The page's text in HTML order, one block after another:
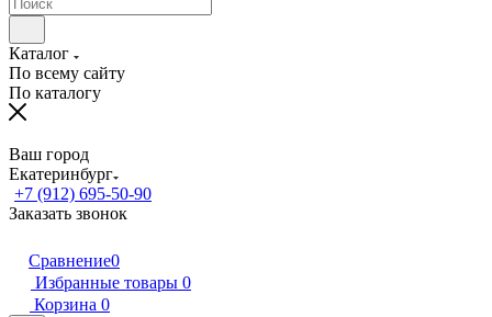
Каталог
По всему сайту
По каталогу
Ваш город
Екатеринбург
+7 (912) 695-50-90
Заказать звонок
Сравнение0
Избранные товары 0
Корзина 0